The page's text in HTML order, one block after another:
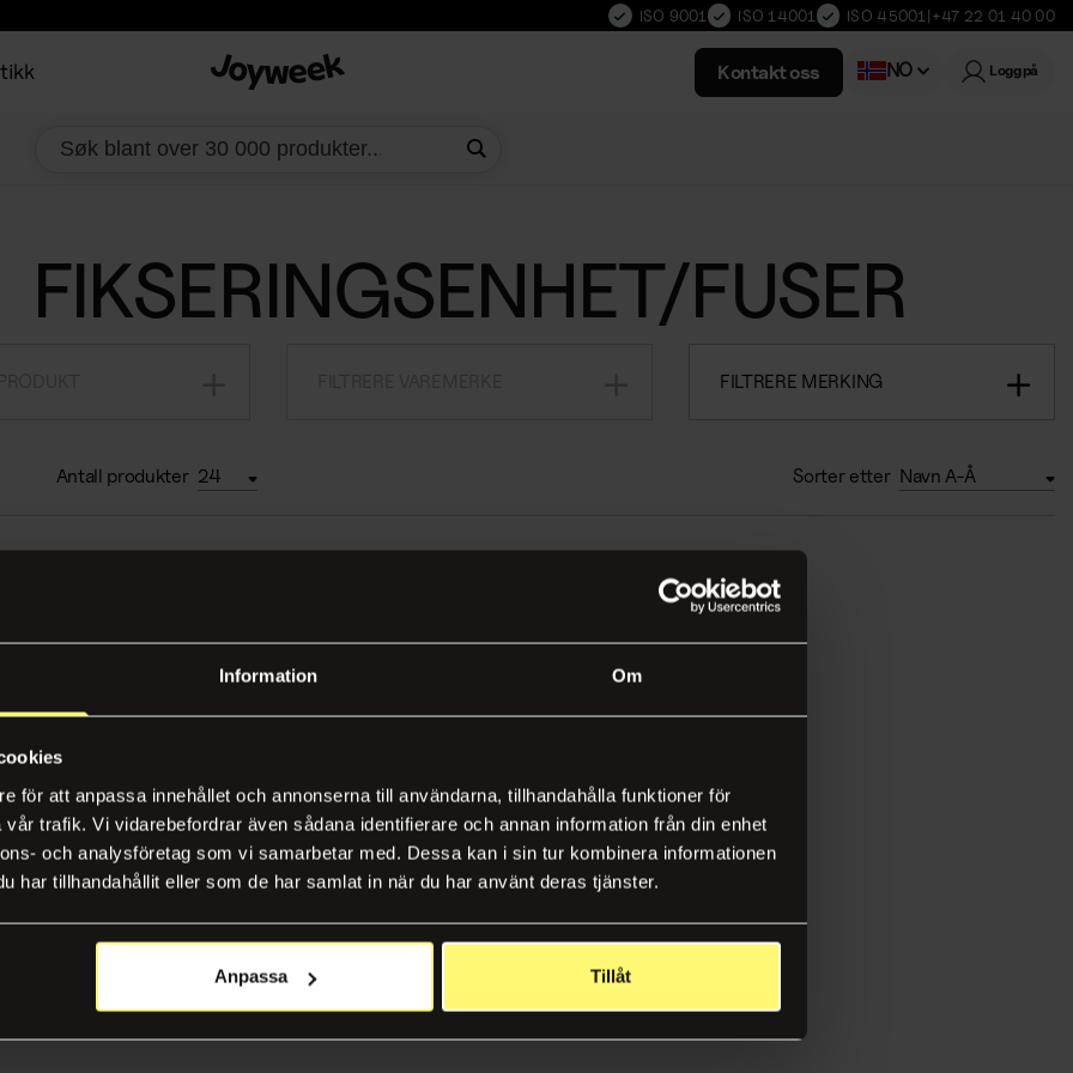
Information Om
för att anpassa innehållet och annonserna till användarna, tillhandahålla funktioner för
trafik. Vi vidarebefordrar även sådana identifierare och annan information från din enhet
och analysföretag som vi samarbetar med. Dessa kan i sin tur kombinera informationen
har tillhandahållit eller som de har samlat in när du har använt deras tjänster.
Anpassa Tillåt
ISO 9001 ISO 14001 ISO 45001 |+47 22 01 40 00
Kontakt oss NO Logg på
FIKSERINGSENHET/FUSER
FILTRERE MERKING
Antall produkter 24 Sorter etter Navn A-Å